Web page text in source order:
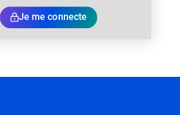
Je me connecte